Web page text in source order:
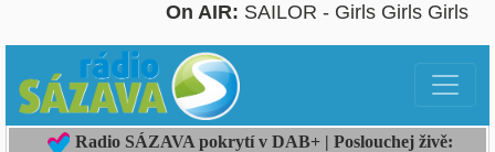
On AIR: SAILOR - Girls Girls Girls
Radio SÁZAVA pokrytí v DAB+ | Poslouchej živě: